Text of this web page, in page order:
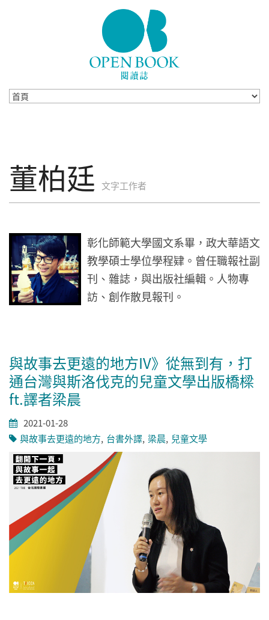
董柏廷 文字工作者
彰化師範大學國文系畢，政大華語文
教學碩士學位學程肄。曾任職報社副
刊、雜誌，與出版社編輯。人物專
訪、創作散見報刊。
與故事去更遠的地方IV》從無到有，打
通台灣與斯洛伐克的兒童文學出版橋樑
ft.譯者梁晨
2021-01-28
與故事去更遠的地方 台書外譯 梁晨 兒童文學